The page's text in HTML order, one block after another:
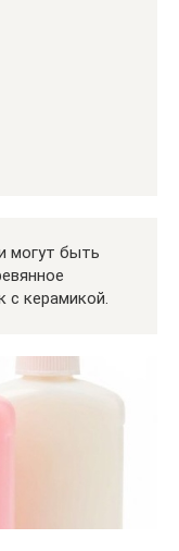
могут быть
с керамикой.